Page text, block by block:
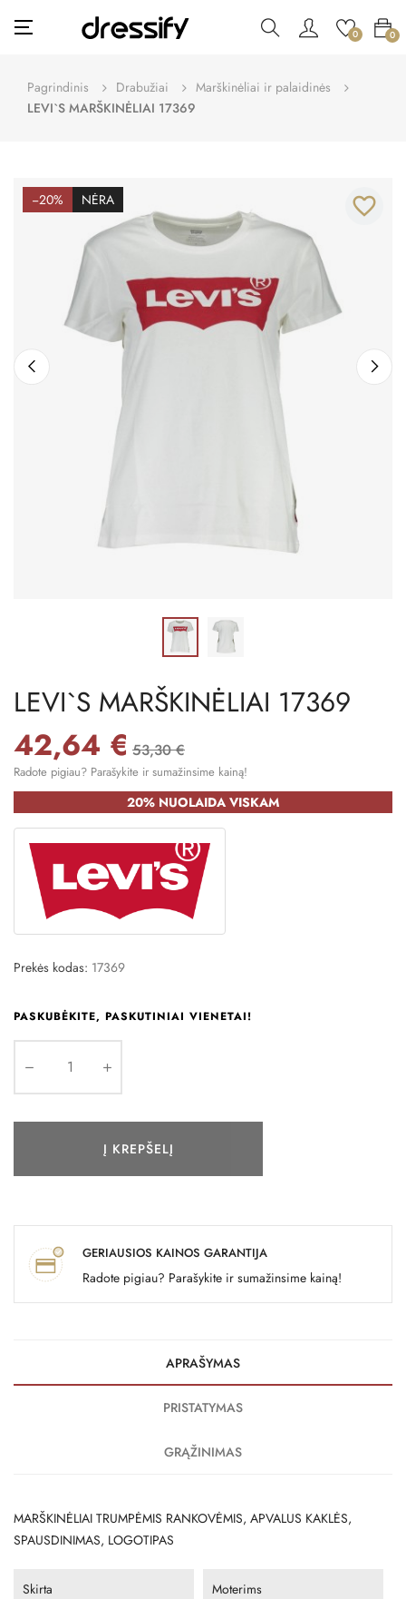
Toggle
navigation
☰ 0 0
Pagrindinis Drabužiai
Marškinėliai ir palaidinės
LEVI`S MARŠKINĖLIAI 17369
−20% NĖRA favorite_border
LEVI`S MARŠKINĖLIAI 17369
42,64 € 53,30 €
Radote pigiau? Parašykite ir sumažinsime kainą!
20% NUOLAIDA VISKAM
Prekės kodas: 17369
PASKUBĖKITE, PASKUTINIAI VIENETAI!
Į KREPŠELĮ
GERIAUSIOS KAINOS GARANTIJA
Radote pigiau? Parašykite ir sumažinsime kainą!
APRAŠYMAS
PRISTATYMAS
GRĄŽINIMAS
MARŠKINĖLIAI TRUMPĖMIS RANKOVĖMIS, APVALUS KAKLĖS,
SPAUSDINIMAS, LOGOTIPAS
Skirta Moterims